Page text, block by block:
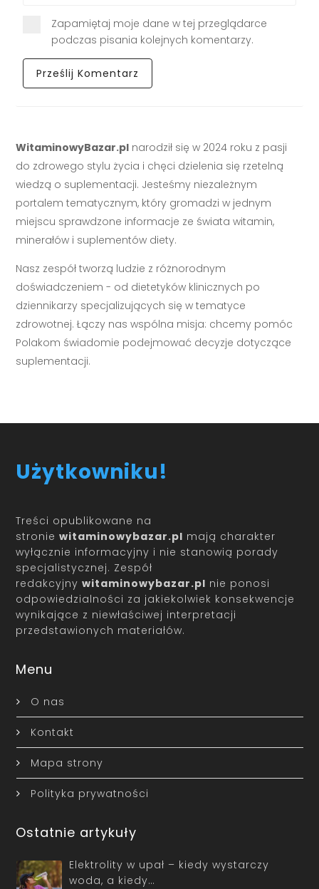
Zapamiętaj moje dane w tej przeglądarce
podczas pisania kolejnych komentarzy.
WitaminowyBazar.pl narodził się w 2024 roku z pasji
do zdrowego stylu życia i chęci dzielenia się rzetelną
wiedzą o suplementacji. Jesteśmy niezależnym
portalem tematycznym, który gromadzi w jednym
miejscu sprawdzone informacje ze świata witamin,
minerałów i suplementów diety.
Nasz zespół tworzą ludzie z różnorodnym
doświadczeniem - od dietetyków klinicznych po
dziennikarzy specjalizujących się w tematyce
zdrowotnej. Łączy nas wspólna misja: chcemy pomóc
Polakom świadomie podejmować decyzje dotyczące
suplementacji.
Użytkowniku!
Treści opublikowane na
stroniewitaminowybazar.pl mają charakter
wyłącznie informacyjny i nie stanowią porady
specjalistycznej. Zespół
redakcyjnywitaminowybazar.pl nie ponosi
odpowiedzialności za jakiekolwiek konsekwencje
wynikające z niewłaściwej interpretacji
przedstawionych materiałów.
Menu
O nas
Kontakt
Mapa strony
Polityka prywatności
Ostatnie artykuły
Elektrolity w upał – kiedy wystarczy
woda, a kiedy…